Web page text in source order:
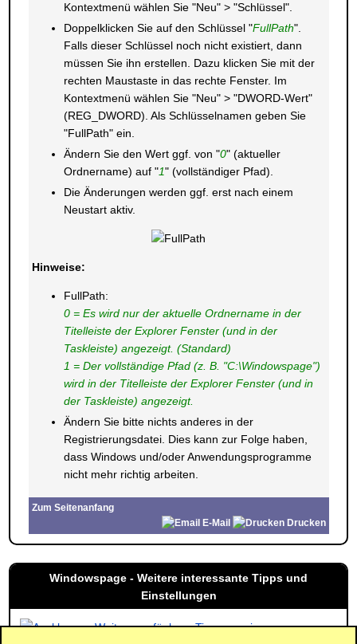
Kontextmenü wählen Sie "Neu" > "Schlüssel".
Doppelklicken Sie auf den Schlüssel "FullPath".
Falls dieser Schlüssel noch nicht existiert, dann
müssen Sie ihn erstellen. Dazu klicken Sie mit der
rechten Maustaste in das rechte Fenster. Im
Kontextmenü wählen Sie "Neu" > "DWORD-Wert"
(REG_DWORD). Als Schlüsselnamen geben Sie
"FullPath" ein.
Ändern Sie den Wert ggf. von "0" (aktueller
Ordnername) auf "1" (vollständiger Pfad).
Die Änderungen werden ggf. erst nach einem
Neustart aktiv.
Hinweise:
FullPath:
0 = Es wird nur der aktuelle Ordnername in der
Titelleiste der Explorer Fenster (und in der
Taskleiste) angezeigt. (Standard)
1 = Der vollständige Pfad (z. B. "C:\Windowspage")
wird in der Titelleiste der Explorer Fenster (und in
der Taskleiste) angezeigt.
Ändern Sie bitte nichts anderes in der
Registrierungsdatei. Dies kann zur Folge haben,
dass Windows und/oder Anwendungsprogramme
nicht mehr richtig arbeiten.
Zum Seitenanfang
E-Mail
Drucken
Windowspage - Weitere interessante Tipps und
Einstellungen
Weitere verfügbare Tipps anzeigen